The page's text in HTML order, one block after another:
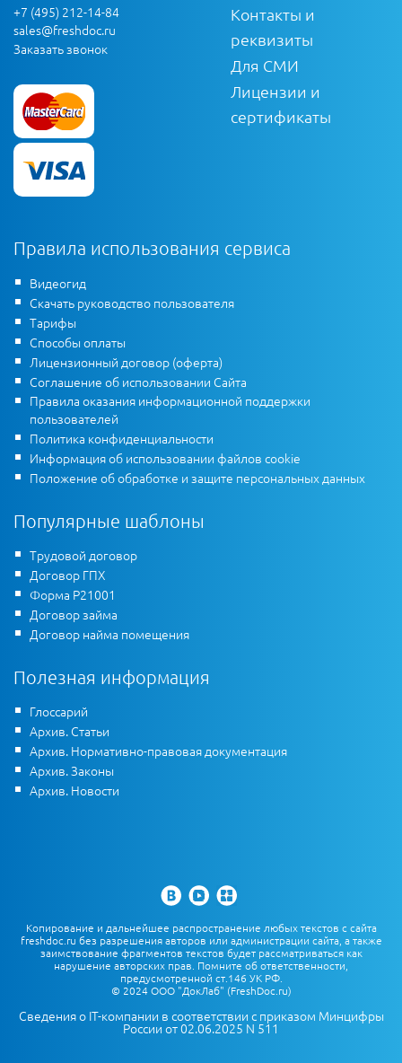
+7 (495) 212-14-84
sales@freshdoc.ru
Заказать звонок
Контакты и
реквизиты
Для СМИ
Лицензии и
сертификаты
Правила использования сервиса
Видеогид
Скачать руководство пользователя
Тарифы
Способы оплаты
Лицензионный договор (оферта)
Соглашение об использовании Сайта
Правила оказания информационной поддержки
пользователей
Политика конфиденциальности
Информация об использовании файлов cookie
Положение об обработке и защите персональных данных
Популярные шаблоны
Трудовой договор
Договор ГПХ
Форма Р21001
Договор займа
Договор найма помещения
Полезная информация
Глоссарий
Архив. Статьи
Архив. Нормативно-правовая документация
Архив. Законы
Архив. Новости
Копирование и дальнейшее распространение любых текстов с сайта
freshdoc.ru без разрешения авторов или администрации сайта, а также
заимствование фрагментов текстов будет рассматриваться как
нарушение авторских прав. Помните об ответственности,
предусмотренной ст.146 УК РФ.
© 2024 ООО "ДокЛаб" (FreshDoc.ru)
Сведения о IT-компании в соответствии с приказом Минцифры
России от 02.06.2025 N 511